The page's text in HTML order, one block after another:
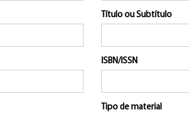
Título ou Subtítulo
ISBN/ISSN
Tipo de material